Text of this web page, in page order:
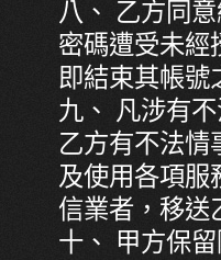
八、 乙方同
密碼遭受未經
即結束其帳號
九、 凡涉有
乙方有不法情
及使用各項服
信業者，移送
十、 甲方保